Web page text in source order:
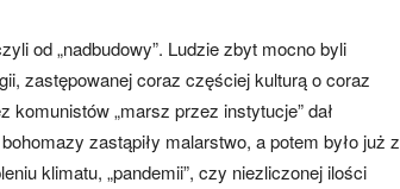
od „nadbudowy”. Ludzie zbyt mocno byli
zastępowanej coraz częściej kulturą o coraz
„marsz przez instytucje” dał
zastąpiły malarstwo, a potem było już z
klimatu, „pandemii”, czy niezliczonej ilości